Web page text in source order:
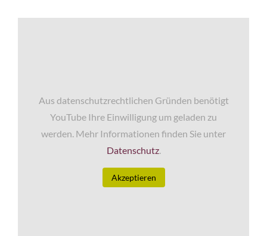
Aus datenschutzrechtlichen Gründen benötigt
YouTube Ihre Einwilligung um geladen zu
werden. Mehr Informationen finden Sie unter
Datenschutz.
Akzeptieren